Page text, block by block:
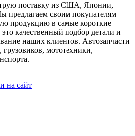
поставку из США, Японии,
своим покупателям
продукцию в самые короткие
качественный подбор детали и
наших клиентов. Автозапчасти
грузовиков, мототехники,
на сайт